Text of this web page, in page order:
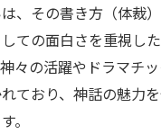
、その書き方（体裁
ての面白さを重視し
々の活躍やドラマチ
ており、神話の魅力
。